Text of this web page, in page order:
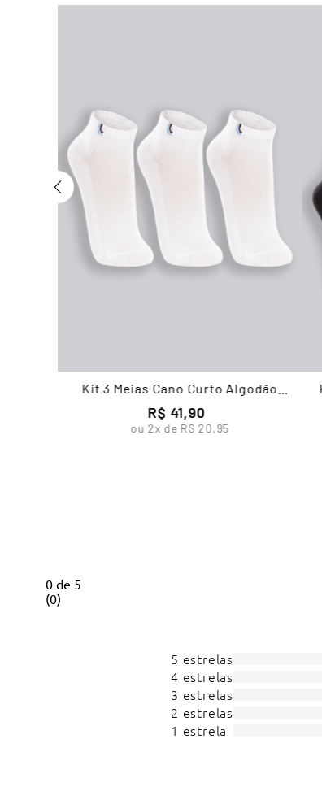
Kit 3 Meias Cano Curto Algodão
Unissex Lupo
R$ 41,90
ou 2x de R$ 20,95
0 de 5
(0)
5 estrelas
4 estrelas
3 estrelas
2 estrelas
1 estrela